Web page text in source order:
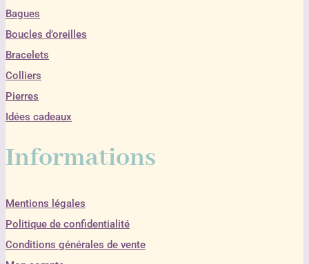
Bagues
Boucles d’oreilles
Bracelets
Colliers
Pierres
Idées cadeaux
Informations
Mentions légales
Politique de confidentialité
Conditions générales de vente